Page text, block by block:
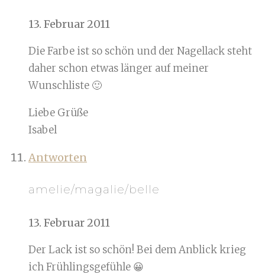
13. Februar 2011
Die Farbe ist so schön und der Nagellack steht
daher schon etwas länger auf meiner
Wunschliste 🙂
Liebe Grüße
Isabel
Antworten
amelie/magalie/belle
13. Februar 2011
Der Lack ist so schön! Bei dem Anblick krieg
ich Frühlingsgefühle 😀